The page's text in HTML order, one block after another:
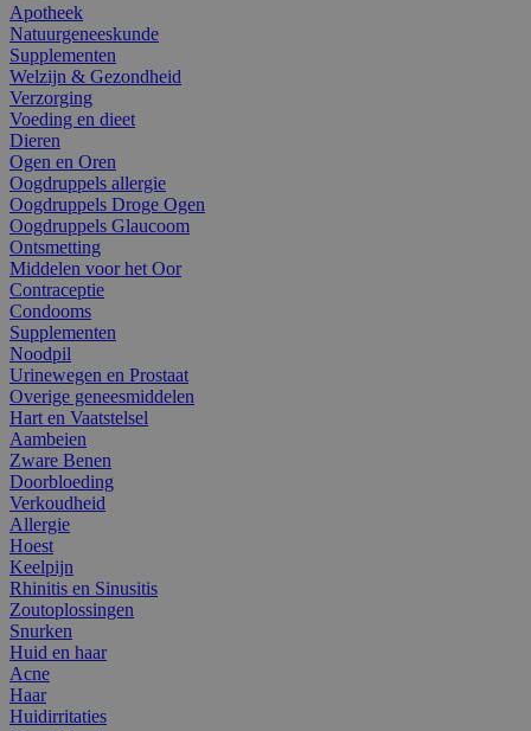
Apotheek
Natuurgeneeskunde
Supplementen
Welzijn & Gezondheid
Verzorging
Voeding en dieet
Dieren
Ogen en Oren
Oogdruppels allergie
Oogdruppels Droge Ogen
Oogdruppels Glaucoom
Ontsmetting
Middelen voor het Oor
Contraceptie
Condooms
Supplementen
Noodpil
Urinewegen en Prostaat
Overige geneesmiddelen
Hart en Vaatstelsel
Aambeien
Zware Benen
Doorbloeding
Verkoudheid
Allergie
Hoest
Keelpijn
Rhinitis en Sinusitis
Zoutoplossingen
Snurken
Huid en haar
Acne
Haar
Huidirritaties